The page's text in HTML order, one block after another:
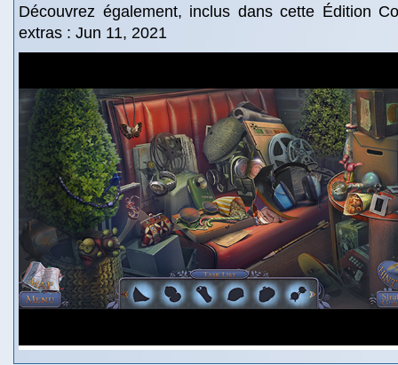
Découvrez également, inclus dans cette Édition
extras : Jun 11, 2021